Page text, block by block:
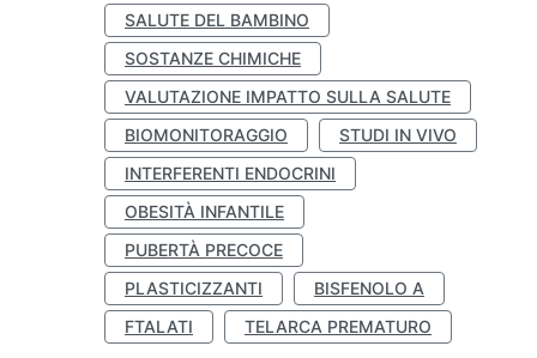
SALUTE DEL BAMBINO
SOSTANZE CHIMICHE
VALUTAZIONE IMPATTO SULLA SALUTE
BIOMONITORAGGIO
STUDI IN VIVO
INTERFERENTI ENDOCRINI
OBESITÀ INFANTILE
PUBERTÀ PRECOCE
PLASTICIZZANTI
BISFENOLO A
FTALATI
TELARCA PREMATURO